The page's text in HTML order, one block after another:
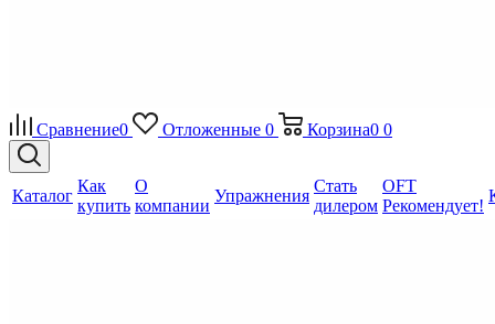
Сравнение0 Отложенные 0 Корзина0 0
Каталог
Как
купить
О
компании
Упражнения
Стать
дилером
OFT
Рекомендует!